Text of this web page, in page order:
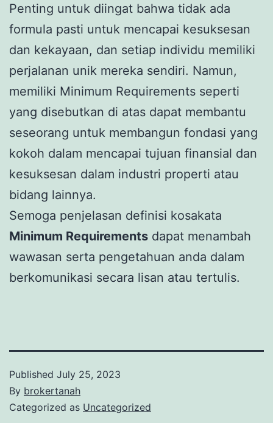
Penting untuk diingat bahwa tidak ada
formula pasti untuk mencapai kesuksesan
dan kekayaan, dan setiap individu memiliki
perjalanan unik mereka sendiri. Namun,
memiliki Minimum Requirements seperti
yang disebutkan di atas dapat membantu
seseorang untuk membangun fondasi yang
kokoh dalam mencapai tujuan finansial dan
kesuksesan dalam industri properti atau
bidang lainnya.
Semoga penjelasan definisi kosakata
Minimum Requirements dapat menambah
wawasan serta pengetahuan anda dalam
berkomunikasi secara lisan atau tertulis.
Published July 25, 2023
By brokertanah
Categorized as Uncategorized